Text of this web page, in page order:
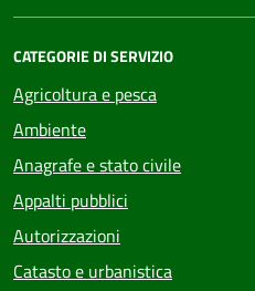
CATEGORIE DI SERVIZIO
Agricoltura e pesca
Ambiente
Anagrafe e stato civile
Appalti pubblici
Autorizzazioni
Catasto e urbanistica